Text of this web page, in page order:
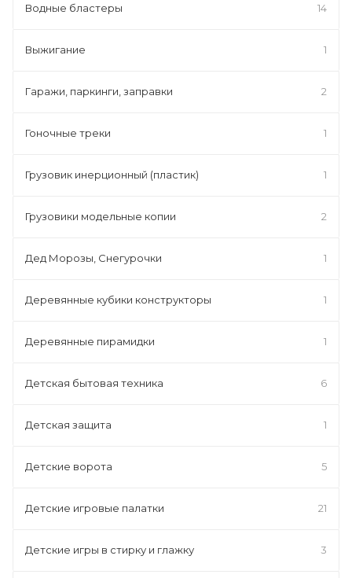
Водные бластеры 14
Выжигание 1
Гаражи, паркинги, заправки 2
Гоночные треки 1
Грузовик инерционный (пластик) 1
Грузовики модельные копии 2
Дед Морозы, Снегурочки 1
Деревянные кубики конструкторы 1
Деревянные пирамидки 1
Детская бытовая техника 6
Детская защита 1
Детские ворота 5
Детские игровые палатки 21
Детские игры в стирку и глажку 3